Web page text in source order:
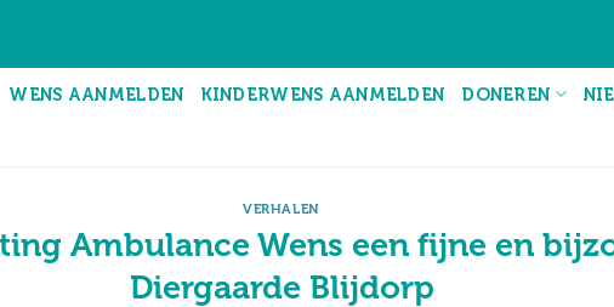
WENS AANMELDEN KINDERWENS AANMELDEN DONEREN
VERHALEN
Ambulance Wens een fijne en
Diergaarde Blijdorp